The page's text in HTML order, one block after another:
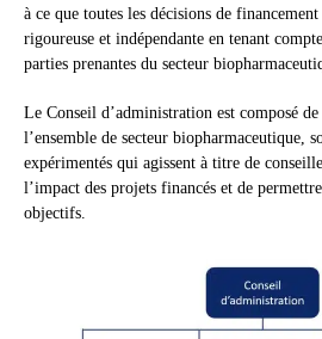
à ce que toutes les décisions de
rigoureuse et indépendante en tenant
parties prenantes du secteur
Le Conseil d’administration est composé
l’ensemble de secteur biopharmaceutique,
expérimentés qui agissent à titre de
l’impact des projets financés et de
objectifs.